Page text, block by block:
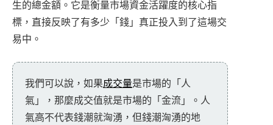
生的總金額。它是衡量市場資金活躍度的核心指
標，直接反映了有多少「錢」真正投入到了這場交
易中。
我們可以說，如果成交量是市場的「人
氣」，那麼成交值就是市場的「金流」。人
氣高不代表錢潮就洶湧，但錢潮洶湧的地